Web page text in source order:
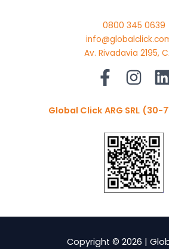
0800 345 0639
Av. Rivadavia 2195,
Global Click ARG SRL (30-
Copyright © 2026 |